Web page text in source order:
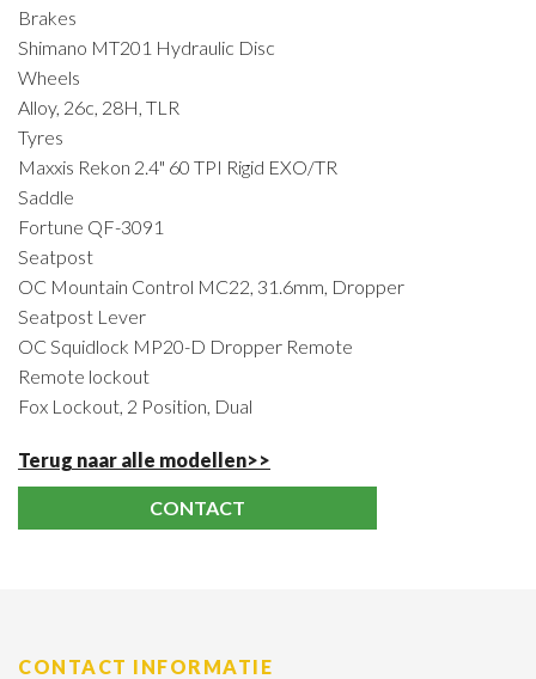
Brakes
Shimano MT201 Hydraulic Disc
Wheels
Alloy, 26c, 28H, TLR
Tyres
Maxxis Rekon 2.4" 60 TPI Rigid EXO/TR
Saddle
Fortune QF-3091
Seatpost
OC Mountain Control MC22, 31.6mm, Dropper
Seatpost Lever
OC Squidlock MP20-D Dropper Remote
Remote lockout
Fox Lockout, 2 Position, Dual
Terug naar alle modellen>>
CONTACT
CONTACT INFORMATIE